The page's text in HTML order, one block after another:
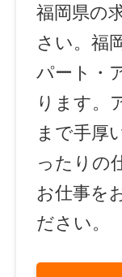
福岡県の
さい。福
パート・
ります。
まで手厚
ったりの
お仕事を
ださい。